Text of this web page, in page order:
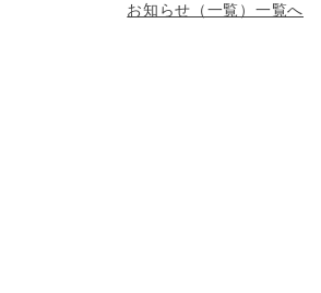
お知らせ（一覧）一覧へ